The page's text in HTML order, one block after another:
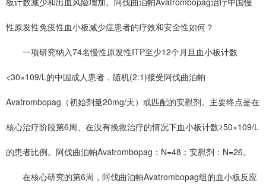
性原发性免疫性血小板减少症患者的疗效和安全性如何？
一项研究纳入74名慢性原发性ITP至少12个月且血小板计数
<30×109/L的中国成人患者，随机(2:1)接受阿伐曲泊帕
Avatrombopag（初始剂量20mg/天）或匹配的安慰剂。主要终点是在
核心治疗阶段第6周、在没有挽救治疗的情况下血小板计数≥50×109/L
的患者比例。阿伐曲泊帕Avatrombopag：N=48；安慰剂：N=26。
在核心研究的第6周，阿伐曲泊帕Avatrombopag组的血小板反应